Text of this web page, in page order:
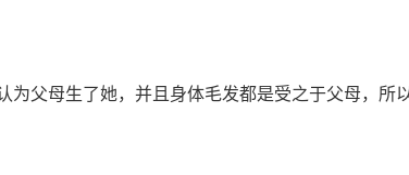
父母生了她，并且身体毛发都是受之于父母，所